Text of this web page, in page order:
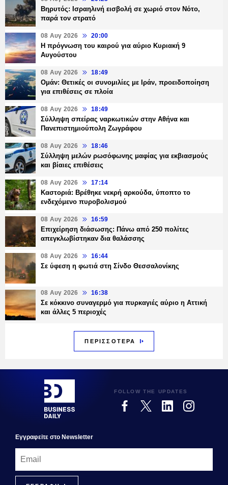
Βηρυτός: Ισραηλινή εισβολή σε χωριό στον Νότο,
παρά τον στρατό
08 Αυγ 2026 20:00
Η πρόγνωση του καιρού για αύριο Κυριακή 9
Αυγούστου
08 Αυγ 2026 18:49
Ομάν: Θετικές οι συνομιλίες με Ιράν, προειδοποίηση
για επιθέσεις σε πλοία
08 Αυγ 2026 18:49
Σύλληψη σπείρας ναρκωτικών στην Αθήνα και
Πανεπιστημιούπολη Ζωγράφου
08 Αυγ 2026 18:46
Σύλληψη μελών ρωσόφωνης μαφίας για εκβιασμούς
και βίαιες επιθέσεις
08 Αυγ 2026 17:14
Καστοριά: Βρέθηκε νεκρή αρκούδα, ύποπτο το
ενδεχόμενο πυροβολισμού
08 Αυγ 2026 16:59
Επιχείρηση διάσωσης: Πάνω από 250 πολίτες
απεγκλωβίστηκαν δια θαλάσσης
08 Αυγ 2026 16:44
Σε ύφεση η φωτιά στη Σίνδο Θεσσαλονίκης
08 Αυγ 2026 16:38
Σε κόκκινο συναγερμό για πυρκαγιές αύριο η Αττική
και άλλες 5 περιοχές
ΠΕΡΙΣΣΟΤΕΡΑ
FOLLOW THE UPDATES
Εγγραφεiτε στο Newsletter